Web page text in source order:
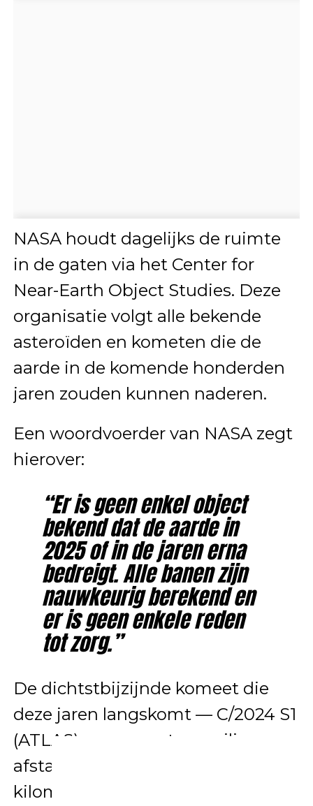
NASA houdt dagelijks de ruimte
in de gaten via het Center for
Near-Earth Object Studies. Deze
organisatie volgt alle bekende
asteroïden en kometen die de
aarde in de komende honderden
jaren zouden kunnen naderen.
Een woordvoerder van NASA zegt
hierover:
“Er is geen enkel object
bekend dat de aarde in
2025 of in de jaren erna
bedreigt. Alle banen zijn
nauwkeurig berekend en
er is geen enkele reden
tot zorg.”
De dichtstbijzijnde komeet die
deze jaren langskomt — C/2024 S1
(ATLAS) — passeert op veilige
afstand van circa 270 miljoen
kilometer. Dat is meer dan